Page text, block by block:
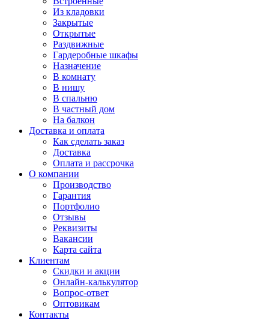
Из кладовки
Закрытые
Открытые
Раздвижные
Гардеробные шкафы
Назначение
В комнату
В нишу
В спальню
В частный дом
На балкон
Доставка и оплата
Как сделать заказ
Доставка
Оплата и рассрочка
О компании
Производство
Гарантия
Портфолио
Отзывы
Реквизиты
Вакансии
Карта сайта
Клиентам
Скидки и акции
Онлайн-калькулятор
Вопрос-ответ
Оптовикам
Контакты